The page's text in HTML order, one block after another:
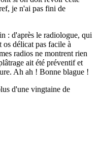
je n'ai pas fini de
: d'après le radiologue, qui
os délicat pas facile à
radios ne montrent rien
ait été préventif et
Ah ah ! Bonne blague !
d'une vingtaine de